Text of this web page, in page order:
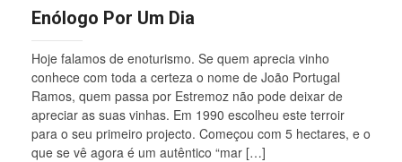
Enólogo Por Um Dia
Hoje falamos de enoturismo. Se quem aprecia vinho
conhece com toda a certeza o nome de João Portugal
Ramos, quem passa por Estremoz não pode deixar de
apreciar as suas vinhas. Em 1990 escolheu este terroir
para o seu primeiro projecto. Começou com 5 hectares, e o
que se vê agora é um autêntico “mar […]